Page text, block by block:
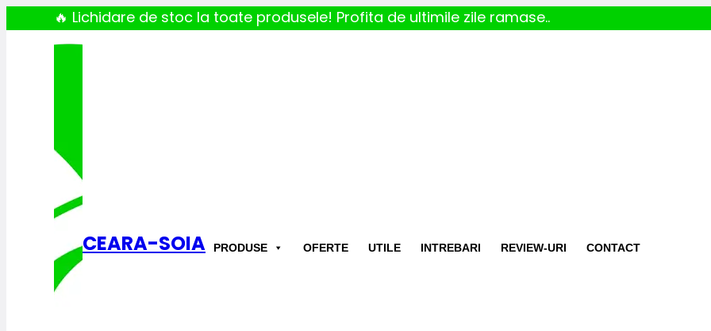
🔥 Lichidare de stoc la toate produsele! Profita de ultimile zile ramase..
CEARA-SOIA PRODUSE OFERTE UTILE INTREBARI REVIEW-URI CONTACT